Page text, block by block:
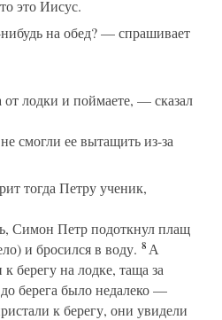
это Иисус.
на обед? — спрашивает
от лодки и поймаете, — сказал
смогли ее вытащить из-за
тогда Петру ученик,
Симон Петр подоткнул плащ
и бросился в воду. 8А
берегу на лодке, таща за
берега было недалеко —
к берегу, они увидели